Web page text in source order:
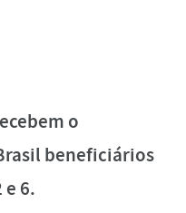
o
beneficiários
6.